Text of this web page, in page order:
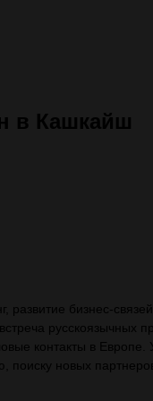
в Кашкайш
бизнес-связей.
русскоязычных
контакты в
поиску новых